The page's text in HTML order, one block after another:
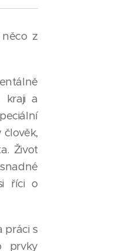
z
kraji a
Život
říci o
práci s
prvky